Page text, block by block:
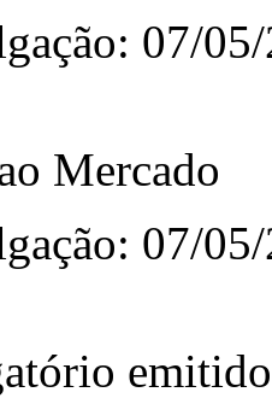
07/
Mercado
07/